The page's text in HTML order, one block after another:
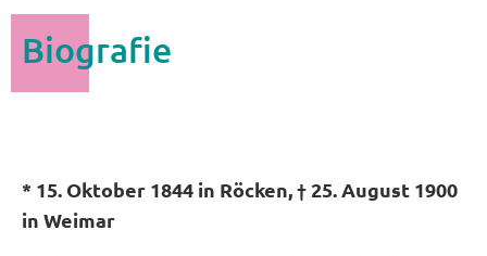
Biografie
* 15. Oktober 1844 in Röcken, † 25. August 1900
in Weimar